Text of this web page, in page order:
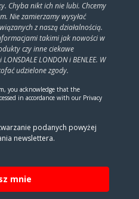
Chyba nikt ich nie lubi. Chcemy
Nie zamierzamy wysyłać
z naszą działalnością.
takimi jak nowości w
czy inne ciekawe
LONDON i BENLEE. W
udzielone zgody.
you acknowledge that the
in accordance with our Privacy
po­da­nych powyżej
new­slet­tera.
mnie